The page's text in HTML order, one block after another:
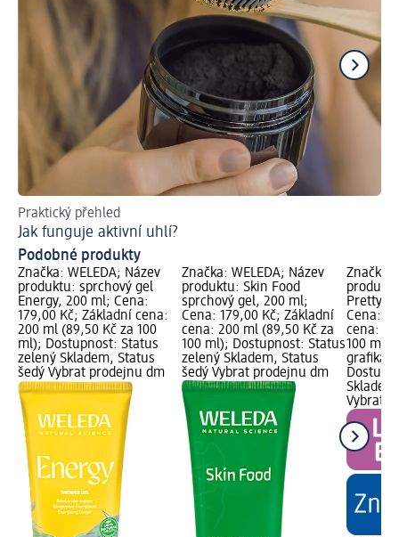
Praktický přehled
Jak funguje aktivní uhlí?
Podobné produkty
Značka: WELEDA; Název
produktu: sprchový gel
Energy, 200 ml; Cena:
179,00 Kč; Základní cena:
200 ml (89,50 Kč za 100
ml); Dostupnost: Status
zelený Skladem, Status
šedý Vybrat prodejnu dm
Značka: WELEDA; Název
produktu: Skin Food
sprchový gel, 200 ml;
Cena: 179,00 Kč; Základní
cena: 200 ml (89,50 Kč za
100 ml); Dostupnost: Status
zelený Skladem, Status
šedý Vybrat prodejnu dm
Značka:
Pretty
Cena:
cena:
100 ml);
grafika,
Vybrat